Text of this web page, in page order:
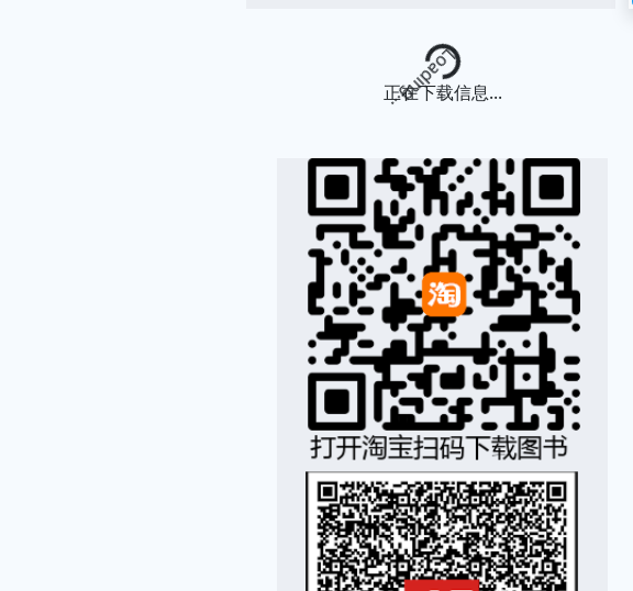
Loading...
正在下载信息...